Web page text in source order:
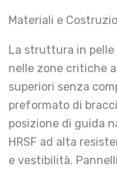
Materiali e
La struttura in
nelle zone critiche
superiori senza
preformato di
posizione di guida
HRSF ad alta
e vestibilità.